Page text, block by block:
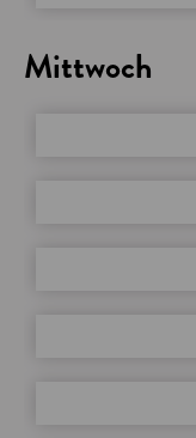
Mittwoch